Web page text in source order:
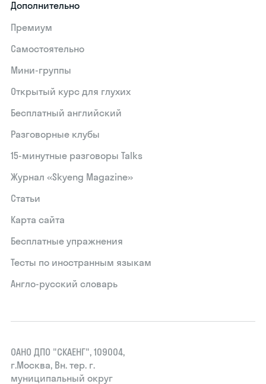
Дополнительно
Премиум
Самостоятельно
Мини-группы
Открытый курс для глухих
Бесплатный английский
Разговорные клубы
15‑минутные разговоры Talks
Журнал «Skyeng Magazine»
Статьи
Карта сайта
Бесплатные упражнения
Тесты по иностранным языкам
Англо-русский словарь
ОАНО ДПО "СКАЕНГ", 109004,
г.Москва, Вн. тер. г.
муниципальный округ